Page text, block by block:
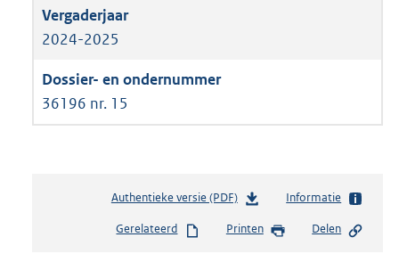
2024-2025
36196 nr. 15
Authentieke versie (PDF)b
s
Informatie
Gerelateerd Printen Delen